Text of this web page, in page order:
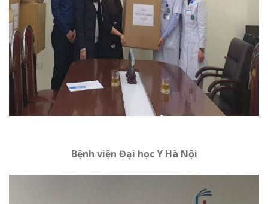
Bệnh viện Đại học Y Hà Nội